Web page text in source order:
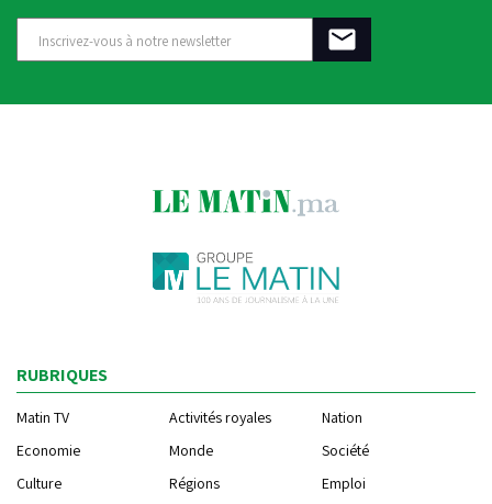
RUBRIQUES
Matin TV Activités royales
Nation
Economie
Monde
Société
Culture
Régions
Emploi